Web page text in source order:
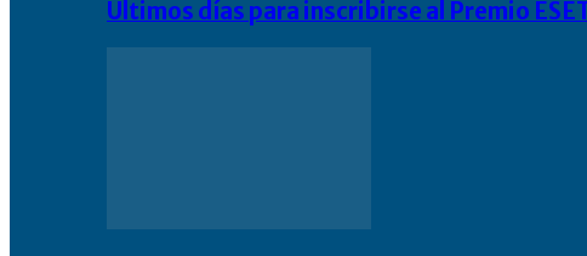
Últimos días para inscribirse al Premio